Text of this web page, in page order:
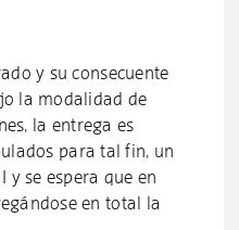
y su consecuente
la modalidad de
la entrega es
para tal fin, un
y se espera que en
en total la